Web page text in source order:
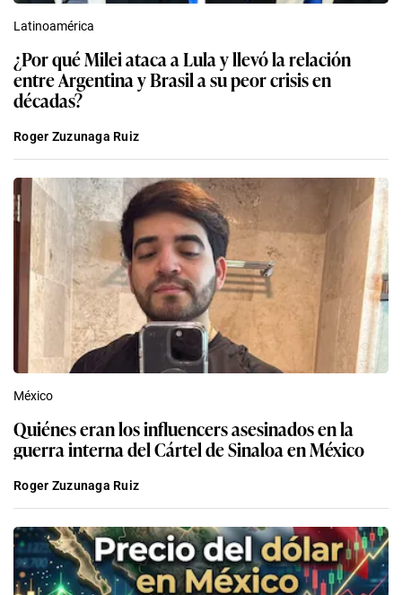
Latinoamérica
¿Por qué Milei ataca a Lula y llevó la relación
entre Argentina y Brasil a su peor crisis en
décadas?
Roger Zuzunaga Ruiz
México
Quiénes eran los influencers asesinados en la
guerra interna del Cártel de Sinaloa en México
Roger Zuzunaga Ruiz